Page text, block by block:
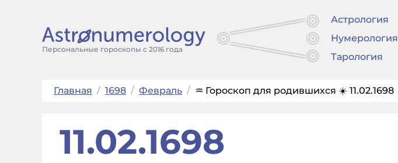
Персональные гороскопы с 2016 года
Астрология
Нумерология
Тарология
Главная / 1698 / Февраль / ♒ Гороскоп для родившихся ☀️ 11.02.1698
11.02.1698